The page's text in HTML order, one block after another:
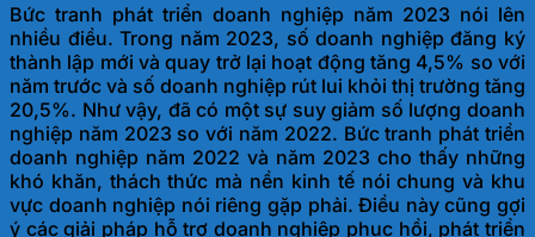
Bức tranh phát triển doanh nghiệp năm 2023 nói lên
nhiều điều. Trong năm 2023, số doanh nghiệp đăng ký
thành lập mới và quay trở lại hoạt động tăng 4,5% so với
năm trước và số doanh nghiệp rút lui khỏi thị trường tăng
20,5%. Như vậy, đã có một sự suy giảm số lượng doanh
nghiệp năm 2023 so với năm 2022. Bức tranh phát triển
doanh nghiệp năm 2022 và năm 2023 cho thấy những
khó khăn, thách thức mà nền kinh tế nói chung và khu
vực doanh nghiệp nói riêng gặp phải. Điều này cũng gợi
ý các giải pháp hỗ trợ doanh nghiệp phục hồi, phát triển